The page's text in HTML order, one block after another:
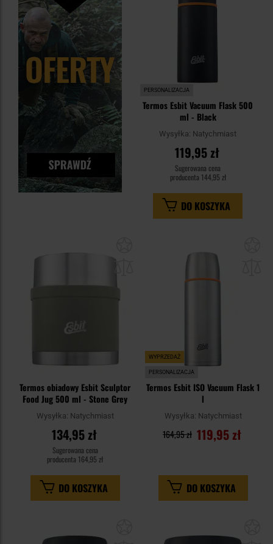
PERSONALIZACJA
Termos Esbit Vacuum Flask 500
ml - Black
Wysyłka: Natychmiast
119,95 zł
Sugerowana cena
producenta 144,95 zł
DO KOSZYKA
Termos obiadowy Esbit Sculptor
Food Jug 500 ml - Stone Grey
Wysyłka: Natychmiast
134,95 zł
Sugerowana cena
producenta 164,95 zł
DO KOSZYKA
WYPRZEDAŻ
PERSONALIZACJA
Termos Esbit ISO Vacuum Flask 1
l
Wysyłka: Natychmiast
119,95 zł
164,95 zł
DO KOSZYKA